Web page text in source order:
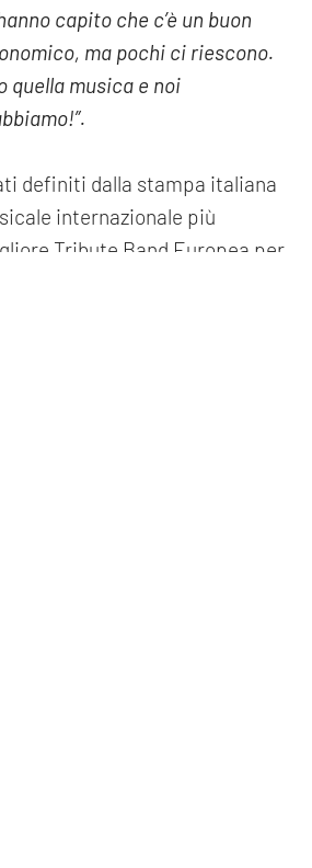
capito che c’è un buon
ma pochi ci riescono.
quella musica e noi
definiti dalla stampa italiana
internazionale più
Tribute Band Europea per